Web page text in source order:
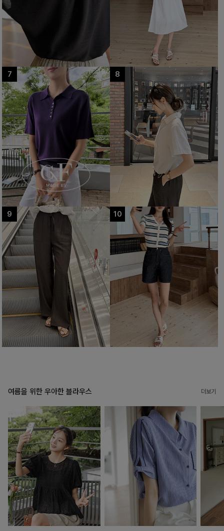
여름을 위한 우아한 블라우스 더보기